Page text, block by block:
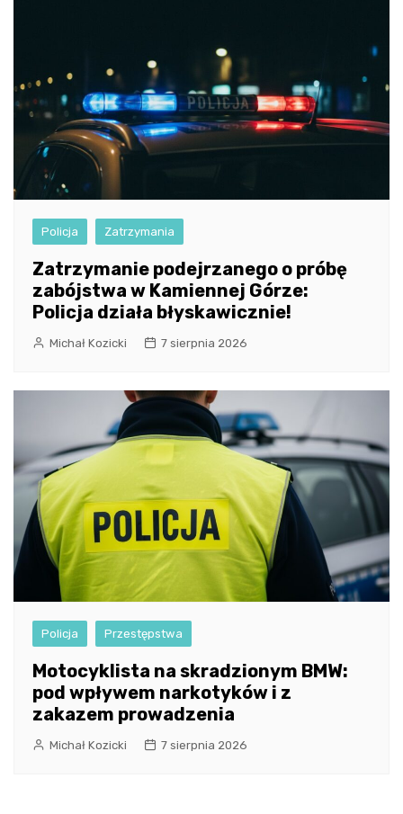
Policja Zatrzymania
Zatrzymanie podejrzanego o próbę
zabójstwa w Kamiennej Górze:
Policja działa błyskawicznie!
Michał Kozicki 7 sierpnia 2026
Policja Przestępstwa
Motocyklista na skradzionym BMW:
pod wpływem narkotyków i z
zakazem prowadzenia
Michał Kozicki 7 sierpnia 2026